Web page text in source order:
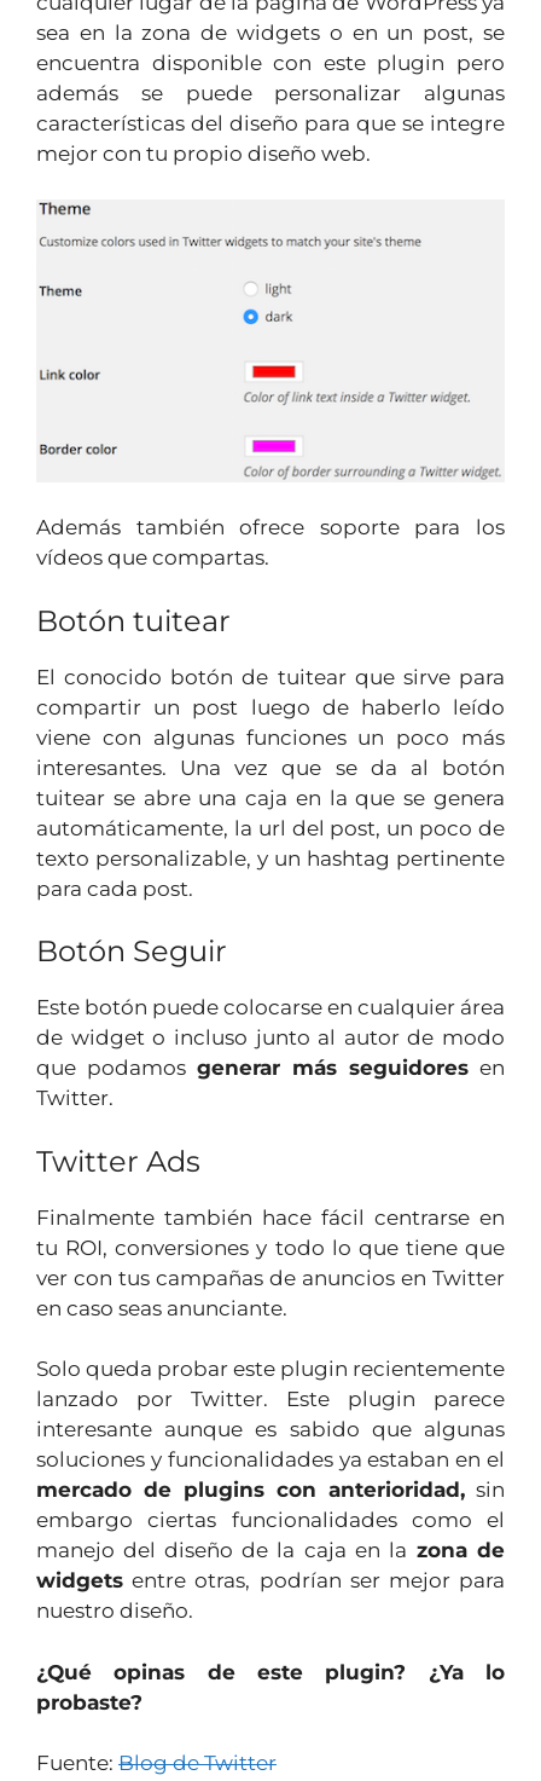
sea en la zona de widgets o en un post, se
encuentra disponible con este plugin pero
además se puede personalizar algunas
características del diseño para que se integre
mejor con tu propio diseño web.
Además también ofrece soporte para los
vídeos que compartas.
Botón tuitear
El conocido botón de tuitear que sirve para
compartir un post luego de haberlo leído
viene con algunas funciones un poco más
interesantes. Una vez que se da al botón
tuitear se abre una caja en la que se genera
automáticamente, la url del post, un poco de
texto personalizable, y un hashtag pertinente
para cada post.
Botón Seguir
Este botón puede colocarse en cualquier área
de widget o incluso junto al autor de modo
que podamos generar más seguidores en
Twitter.
Twitter Ads
Finalmente también hace fácil centrarse en
tu ROI, conversiones y todo lo que tiene que
ver con tus campañas de anuncios en Twitter
en caso seas anunciante.
Solo queda probar este plugin recientemente
lanzado por Twitter. Este plugin parece
interesante aunque es sabido que algunas
soluciones y funcionalidades ya estaban en el
mercado de plugins con anterioridad, sin
embargo ciertas funcionalidades como el
manejo del diseño de la caja en la zona de
widgets entre otras, podrían ser mejor para
nuestro diseño.
¿Qué opinas de este plugin? ¿Ya lo
probaste?
Fuente: Blog de Twitter